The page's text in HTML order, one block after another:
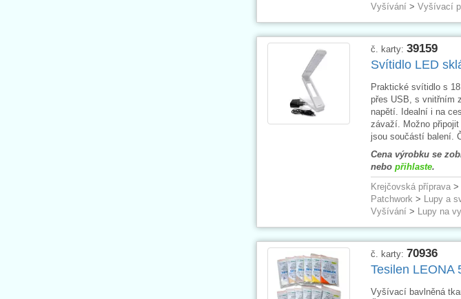
Vyšívání> Vyšívací
č. karty: 39159
Svítidlo LED
Praktické svítidlo s
přes USB, s vnitřním
napětí. Idealní i na
závaží. Možno
jsou součástí balení.
Cena výrobku se
nebo přihlaste.
Krejčovská příprava>
Patchwork > Lupy a
Vyšívání> Lupy na
č. karty: 70936
Tesilen LEONA
Vyšívací bavlněná